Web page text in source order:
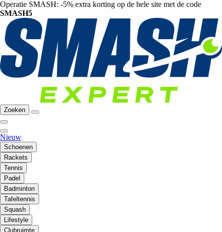
Operatie SMASH: -5% extra korting op de hele site met de code
SMASH5
Zoeken
Nieuw
Schoenen
Rackets
Tennis
Padel
Badminton
Tafeltennis
Squash
Lifestyle
Clubruimte